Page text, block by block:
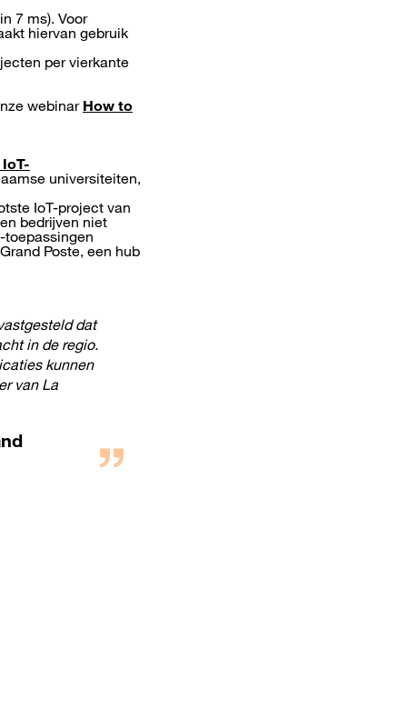
7 ms). Voor
hiervan gebruik
per vierkante
webinar How to
universiteiten,
IoT-project van
bedrijven niet
toepassingen
Poste, een hub
dat
in de regio.
kunnen
van La